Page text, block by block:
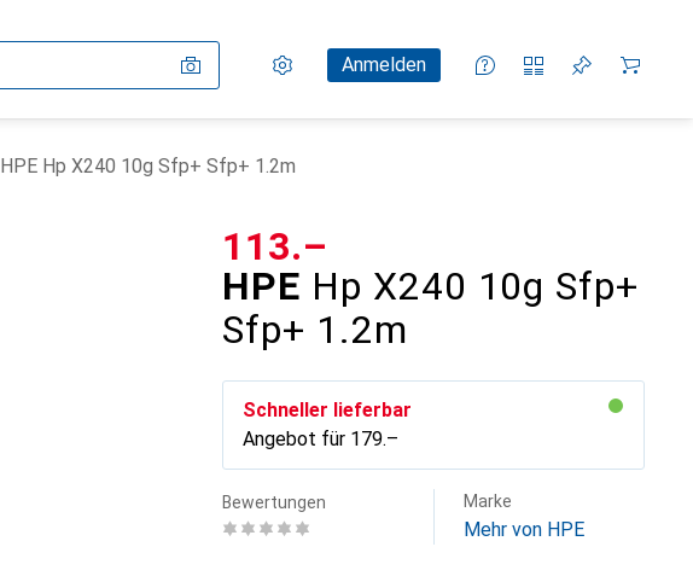
Einstellungen
KundenkontoAnmelden
Vergleichslisten
Merklisten
Warenkorb
HPE Hp X240 10g Sfp+ Sfp+ 1.2m
HPE Hp X240 10g Sfp+
Sfp+ 1.2m
CHF
113.–
Schneller lieferbar
Angebot für CHF
179.–
Bewertungen Marke
Mehr von HPE